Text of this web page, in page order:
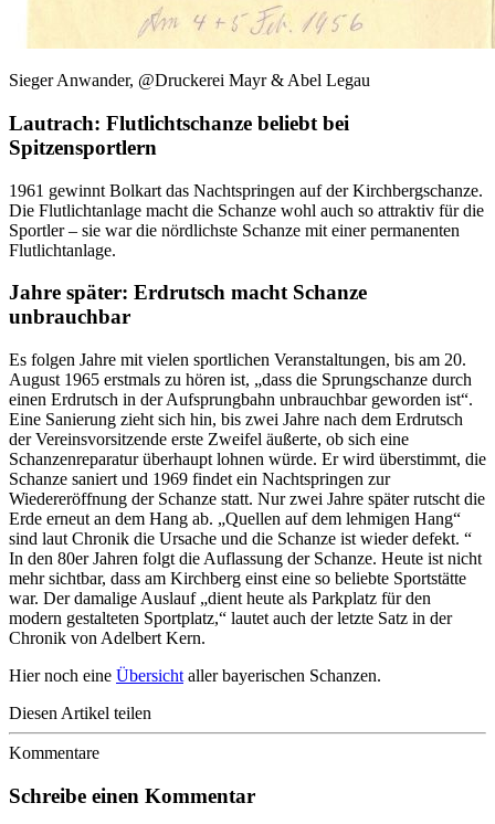
Sieger Anwander, @Druckerei Mayr & Abel Legau
Lautrach: Flutlichtschanze beliebt bei
Spitzensportlern
1961 gewinnt Bolkart das Nachtspringen auf der Kirchbergschanze.
Die Flutlichtanlage macht die Schanze wohl auch so attraktiv für die
Sportler – sie war die nördlichste Schanze mit einer permanenten
Flutlichtanlage.
Jahre später: Erdrutsch macht Schanze
unbrauchbar
Es folgen Jahre mit vielen sportlichen Veranstaltungen, bis am 20.
August 1965 erstmals zu hören ist, „dass die Sprungschanze durch
einen Erdrutsch in der Aufsprungbahn unbrauchbar geworden ist“.
Eine Sanierung zieht sich hin, bis zwei Jahre nach dem Erdrutsch
der Vereinsvorsitzende erste Zweifel äußerte, ob sich eine
Schanzenreparatur überhaupt lohnen würde. Er wird überstimmt, die
Schanze saniert und 1969 findet ein Nachtspringen zur
Wiedereröffnung der Schanze statt. Nur zwei Jahre später rutscht die
Erde erneut an dem Hang ab. „Quellen auf dem lehmigen Hang“
sind laut Chronik die Ursache und die Schanze ist wieder defekt. “
In den 80er Jahren folgt die Auflassung der Schanze. Heute ist nicht
mehr sichtbar, dass am Kirchberg einst eine so beliebte Sportstätte
war. Der damalige Auslauf „dient heute als Parkplatz für den
modern gestalteten Sportplatz,“ lautet auch der letzte Satz in der
Chronik von Adelbert Kern.
Hier noch eine Übersicht aller bayerischen Schanzen.
Diesen Artikel teilen
Kommentare
Schreibe einen Kommentar